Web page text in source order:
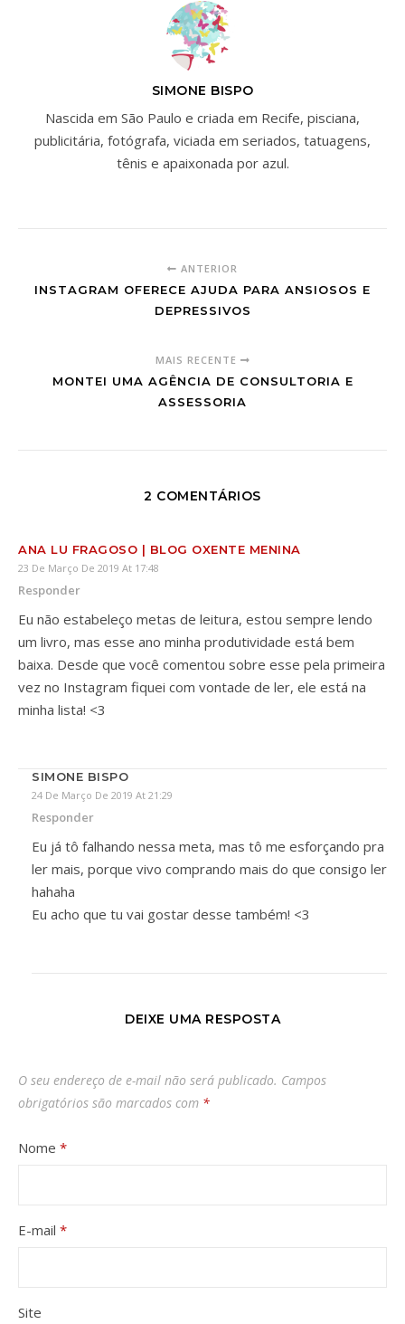
SIMONE BISPO
Nascida em São Paulo e criada em Recife, pisciana,
publicitária, fotógrafa, viciada em seriados, tatuagens,
tênis e apaixonada por azul.
ANTERIOR
INSTAGRAM OFERECE AJUDA PARA ANSIOSOS E
DEPRESSIVOS
MAIS RECENTE
MONTEI UMA AGÊNCIA DE CONSULTORIA E
ASSESSORIA
2 COMENTÁRIOS
ANA LU FRAGOSO | BLOG OXENTE MENINA
23 De Março De 2019 At 17:48
Responder
Eu não estabeleço metas de leitura, estou sempre lendo
um livro, mas esse ano minha produtividade está bem
baixa. Desde que você comentou sobre esse pela primeira
vez no Instagram fiquei com vontade de ler, ele está na
minha lista! <3
SIMONE BISPO
24 De Março De 2019 At 21:29
Responder
Eu já tô falhando nessa meta, mas tô me esforçando pra
ler mais, porque vivo comprando mais do que consigo ler
hahaha
Eu acho que tu vai gostar desse também! <3
DEIXE UMA RESPOSTA
O seu endereço de e-mail não será publicado. Campos
obrigatórios são marcados com *
Nome *
E-mail *
Site